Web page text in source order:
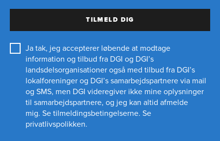
TILMELD DIG
Ja tak, jeg accepterer løbende at modtage
information og tilbud fra DGI og DGI’s
landsdelsorganisationer også med tilbud fra DGI’s
lokalforeninger og DGI’s samarbejdspartnere via mail
og SMS, men DGI videregiver ikke mine oplysninger
til samarbejdspartnere, og jeg kan altid afmelde
mig. Se tilmeldingsbetingelserne. Se
privatlivspolikken.